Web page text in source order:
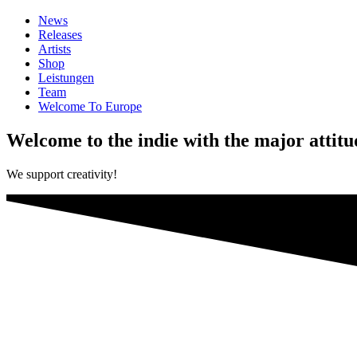
News
Releases
Artists
Shop
Leistungen
Team
Welcome To Europe
Welcome to the indie with the major
We support creativity!